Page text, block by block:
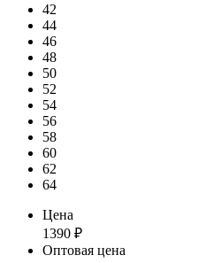
42
44
46
48
50
52
54
56
58
60
62
64
Цена
1390 ₽
Оптовая цена